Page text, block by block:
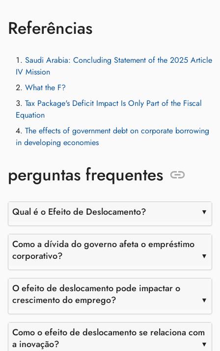
Referências
Saudi Arabia: Concluding Statement of the 2025 Article
IV Mission
What the F?
Tax Package's Deficit Impact Is Only Part of the Fiscal
Equation
The effects of government debt on corporate borrowing
in developing economies
perguntas frequentes
Qual é o Efeito de Deslocamento?
Como a dívida do governo afeta o empréstimo
corporativo?
O efeito de deslocamento pode impactar o
crescimento do emprego?
Como o efeito de deslocamento se relaciona com
a inovação?